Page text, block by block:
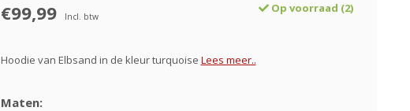
€99,99 Incl. btw
Op voorraad (2)
Hoodie van Elbsand in de kleur turquoise Lees meer..
Maten: